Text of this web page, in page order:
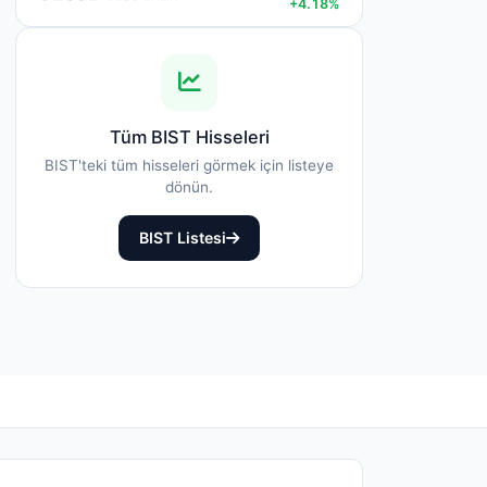
+4.18%
Tüm BIST Hisseleri
BIST'teki tüm hisseleri görmek için listeye
dönün.
BIST Listesi